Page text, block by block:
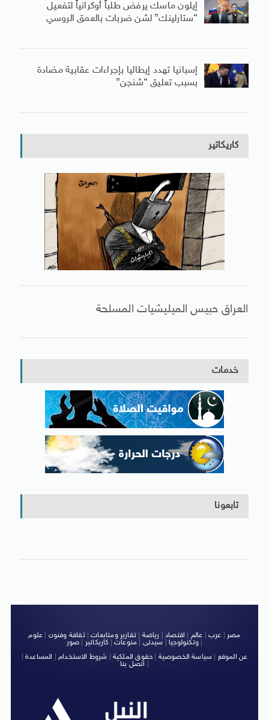
إيلون ماسك يرفض طلباً أوكرانياً لتفعيل
“ستارلينك” لشن ضربات بالعمق الروسي
إسبانيا تهدد إيطاليا بإجراءات عقابية مضادة
بسبب تعليق “شنجن”
كاريكاتير
العراق حبيس الميليشيات المسلحة
خدمات
تابعونا
مصر عرب عالم اقتصاد رياضة |تقارير ومتابعات|ثقافة وفنون
علوم
وتكنولوجيا| سيدتى منوعات كاريكاتير صور
|
عن الموقع
سياسة الخصوصية حقوق الملكية شروط الاستخدام| المساعدة|
اتصل بنا